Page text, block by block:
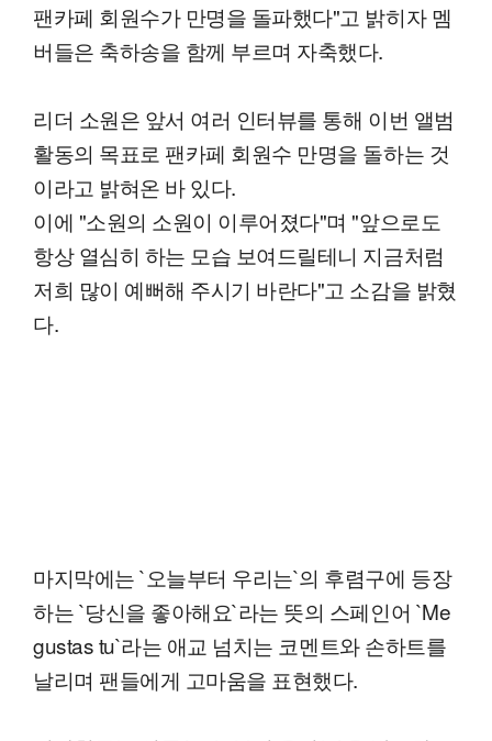
팬카페 회원수가 만명을 돌파했다"고 밝히자 멤
버들은 축하송을 함께 부르며 자축했다.
리더 소원은 앞서 여러 인터뷰를 통해 이번 앨범
활동의 목표로 팬카페 회원수 만명을 돌하는 것
이라고 밝혀온 바 있다.
이에 "소원의 소원이 이루어졌다"며 "앞으로도
항상 열심히 하는 모습 보여드릴테니 지금처럼
저희 많이 예뻐해 주시기 바란다"고 소감을 밝혔
다.
마지막에는 `오늘부터 우리는`의 후렴구에 등장
하는 `당신을 좋아해요`라는 뜻의 스페인어 `Me
gustas tu`라는 애교 넘치는 코멘트와 손하트를
날리며 팬들에게 고마움을 표현했다.